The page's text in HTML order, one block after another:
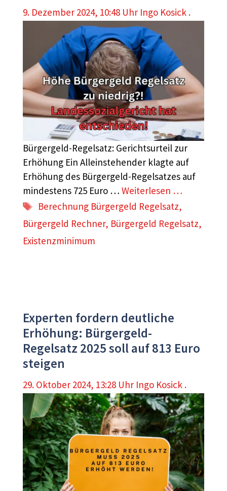
9. Dezember 2024, 10:48 Uhr Ingo Kosick .
Bürgergeld-Regelsatz: Gerichtsurteil zur
Erhöhung Ein Alleinstehender klagte auf
Erhöhung des Bürgergeld-Regelsatzes auf
mindestens 725 Euro … Weiterlesen …
Schlagwörter
Berechnung Bürgergeld Regelsatz,
Bürgergeld Rechner, Bürgergeld Regelsatz,
Existenzminimum
Experten fordern deutliche
Erhöhung: Bürgergeld-
Regelsatz 2025 soll auf 813 Euro
steigen
29. Oktober 2024, 13:28 Uhr Ingo Kosick .